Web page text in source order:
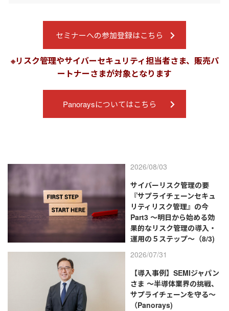
セミナーへの参加登録はこちら
※リスク管理やサイバーセキュリティ担当者さま、販売パ
ートナーさまが対象となります
Panoraysについてはこちら
2026/08/03
サイバーリスク管理の要
『サプライチェーンセキュ
リティリスク管理』の今
Part3 ～明日から始める効
果的なリスク管理の導入・
運用の５ステップ～（8/3)
2026/07/31
【導入事例】SEMIジャパン
さま ～半導体業界の挑戦、
サプライチェーンを守る～
（Panorays)